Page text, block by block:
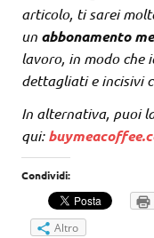
articolo, ti sarei
un abbonamento
lavoro, in modo
dettagliati e incisivi
In alternativa, puoi
qui:
Condividi:
Altro